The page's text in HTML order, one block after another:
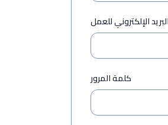
البريد الإلكتروني للعمل
كلمة المرور